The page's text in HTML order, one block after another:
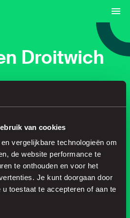
van cookies
vergelijkbare technologieën om
de website performance te
te onthouden en voor het
Je kunt doorgaan door
toestaat te accepteren of aan te
Droitwich
in no time
Zoeken
of
met onze app.